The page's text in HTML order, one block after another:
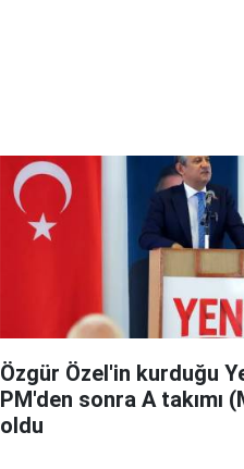
Özgür Özel'in kurduğu
PM'den sonra A takımı
oldu